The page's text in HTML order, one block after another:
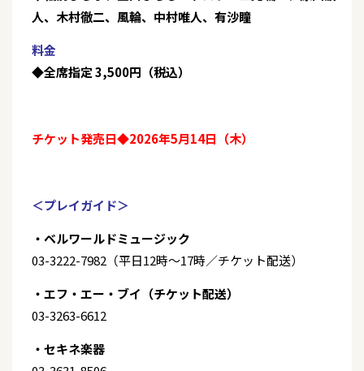
人、木村徹二、風輪、中村唯人、有沙瞳
料金
◆全席指定 3,500円（税込）
チケット発売日◆2026年5月14日（木）
＜プレイガイド＞
・ベルワールドミュージック
03-3222-7982（平日12時～17時／チケット配送）
・エフ・エー・ブイ（チケット配送）
03-3263-6612
・セキネ楽器